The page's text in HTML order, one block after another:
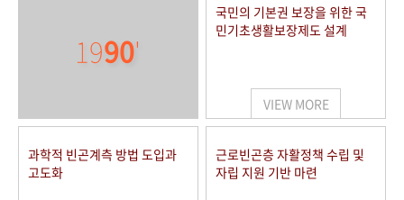
1990'
국민의 기본권 보장을 위한 국
민기초생활보장제도 설계
VIEW MORE
과학적 빈곤계측 방법 도입과
고도화
근로빈곤층 자활정책 수립 및
자립 지원 기반 마련